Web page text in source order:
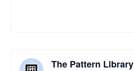
The Pattern Library